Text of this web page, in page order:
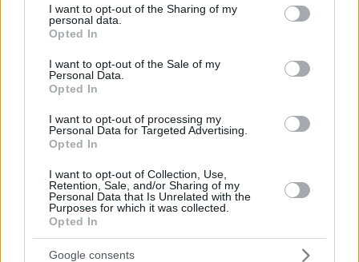
not limited to your visit or usage behaviour. You may click to
grant or deny consent to Google and its third-party tags to
use your data for below specified purposes in below Google
consent section.
I want to opt-out of the Sharing of my
personal data.
Opted In
I want to opt-out of the Sale of my
Personal Data.
Opted In
I want to opt-out of processing my
Personal Data for Targeted Advertising.
Opted In
I want to opt-out of Collection, Use,
Retention, Sale, and/or Sharing of my
Personal Data that Is Unrelated with the
Purposes for which it was collected.
Opted In
Google consents
Az egyetlen fém konténerből készült, 27 m² alapterületű
ház tervezésekor kulcsfontosságú célkitűzés volt egy